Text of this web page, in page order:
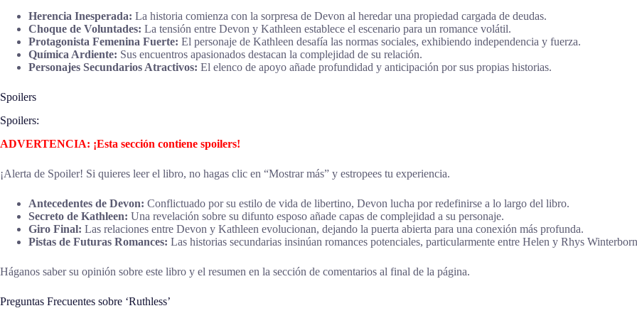
Herencia Inesperada: La historia comienza con la sorpresa de Devon al heredar una propiedad cargada de deudas.
Choque de Voluntades: La tensión entre Devon y Kathleen establece el escenario para un romance volátil.
Protagonista Femenina Fuerte: El personaje de Kathleen desafía las normas sociales, exhibiendo independencia y fuerza.
Química Ardiente: Sus encuentros apasionados destacan la complejidad de su relación.
Personajes Secundarios Atractivos: El elenco de apoyo añade profundidad y anticipación por sus propias historias.
Spoilers
Spoilers:
ADVERTENCIA: ¡Esta sección contiene spoilers!
¡Alerta de Spoiler! Si quieres leer el libro, no hagas clic en “Mostrar más” y estropees tu experiencia.
Antecedentes de Devon: Conflictuado por su estilo de vida de libertino, Devon lucha por redefinirse a lo largo del libro.
Secreto de Kathleen: Una revelación sobre su difunto esposo añade capas de complejidad a su personaje.
Giro Final: Las relaciones entre Devon y Kathleen evolucionan, dejando la puerta abierta para una conexión más profunda.
Pistas de Futuras Romances: Las historias secundarias insinúan romances potenciales, particularmente entre Helen y Rhys
Háganos saber su opinión sobre este libro y el resumen en la sección de comentarios al final de la página.
Preguntas Frecuentes sobre ‘Ruthless’